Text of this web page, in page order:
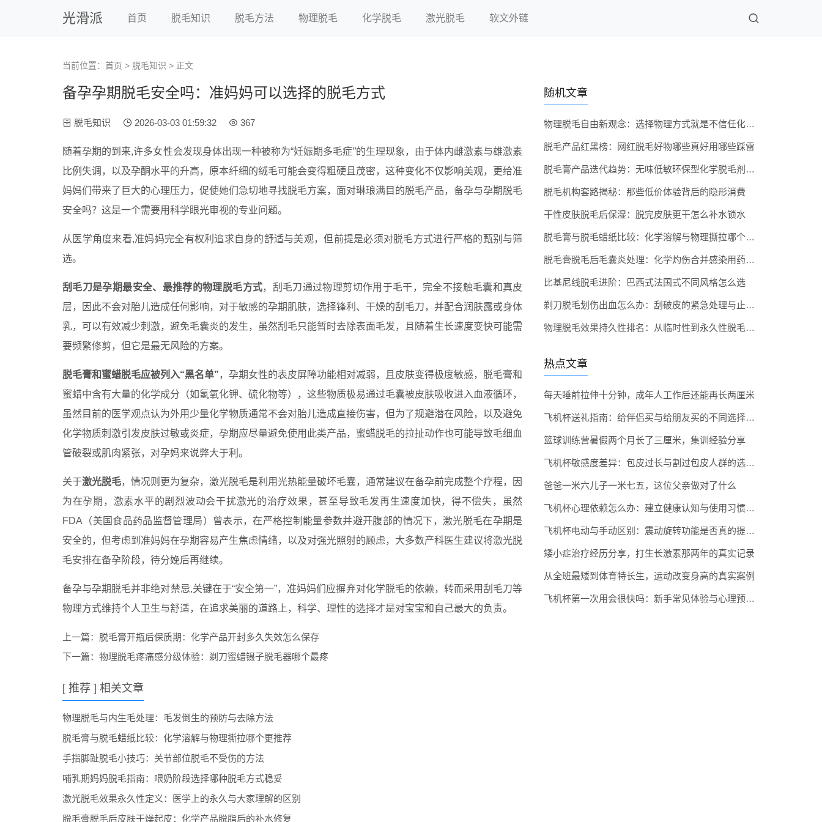
光滑派 首页 脱毛知识 脱毛方法 物理脱毛 化学脱毛 激光脱毛 软文外链
当前位置： 首页 > 脱毛知识 > 正文
备孕孕期脱毛安全吗：准妈妈可以选择的脱毛方式
脱毛知识 2026-03-03 01:59:32 367
随着孕期的到来,许多女性会发现身体出现一种被称为“妊娠期多毛症”的生理现象，由于体内雌激素与雄激素
比例失调，以及孕酮水平的升高，原本纤细的绒毛可能会变得粗硬且茂密，这种变化不仅影响美观，更给准
妈妈们带来了巨大的心理压力，促使她们急切地寻找脱毛方案，面对琳琅满目的脱毛产品，备孕与孕期脱毛
安全吗？这是一个需要用科学眼光审视的专业问题。
从医学角度来看,准妈妈完全有权利追求自身的舒适与美观，但前提是必须对脱毛方式进行严格的甄别与筛
选。
刮毛刀是孕期最安全、最推荐的物理脱毛方式，刮毛刀通过物理剪切作用于毛干，完全不接触毛囊和真皮
层，因此不会对胎儿造成任何影响，对于敏感的孕期肌肤，选择锋利、干燥的刮毛刀，并配合润肤露或身体
乳，可以有效减少刺激，避免毛囊炎的发生，虽然刮毛只能暂时去除表面毛发，且随着生长速度变快可能需
要频繁修剪，但它是最无风险的方案。
脱毛膏和蜜蜡脱毛应被列入“黑名单”，孕期女性的表皮屏障功能相对减弱，且皮肤变得极度敏感，脱毛膏和
蜜蜡中含有大量的化学成分（如氢氧化钾、硫化物等），这些物质极易通过毛囊被皮肤吸收进入血液循环，
虽然目前的医学观点认为外用少量化学物质通常不会对胎儿造成直接伤害，但为了规避潜在风险，以及避免
化学物质刺激引发皮肤过敏或炎症，孕期应尽量避免使用此类产品，蜜蜡脱毛的拉扯动作也可能导致毛细血
管破裂或肌肉紧张，对孕妈来说弊大于利。
关于激光脱毛，情况则更为复杂，激光脱毛是利用光热能量破坏毛囊，通常建议在备孕前完成整个疗程，因
为在孕期，激素水平的剧烈波动会干扰激光的治疗效果，甚至导致毛发再生速度加快，得不偿失，虽然
FDA（美国食品药品监督管理局）曾表示，在严格控制能量参数并避开腹部的情况下，激光脱毛在孕期是
安全的，但考虑到准妈妈在孕期容易产生焦虑情绪，以及对强光照射的顾虑，大多数产科医生建议将激光脱
毛安排在备孕阶段，待分娩后再继续。
备孕与孕期脱毛并非绝对禁忌,关键在于“安全第一”，准妈妈们应摒弃对化学脱毛的依赖，转而采用刮毛刀等
物理方式维持个人卫生与舒适，在追求美丽的道路上，科学、理性的选择才是对宝宝和自己最大的负责。
上一篇： 脱毛膏开瓶后保质期：化学产品开封多久失效怎么保存
下一篇： 物理脱毛疼痛感分级体验：剃刀蜜蜡镊子脱毛器哪个最疼
[ 推荐 ] 相关文章
物理脱毛与内生毛处理：毛发倒生的预防与去除方法
脱毛膏与脱毛蜡纸比较：化学溶解与物理撕拉哪个更推荐
手指脚趾脱毛小技巧：关节部位脱毛不受伤的方法
哺乳期妈妈脱毛指南：喂奶阶段选择哪种脱毛方式稳妥
激光脱毛效果永久性定义：医学上的永久与大家理解的区别
脱毛膏脱毛后皮肤干燥起皮：化学产品脱脂后的补水修复
随机文章
物理脱毛自由新观念：选择物理方式就是不信任化学产品吗
脱毛产品红黑榜：网红脱毛好物哪些真好用哪些踩雷
脱毛膏产品迭代趋势：无味低敏环保型化学脱毛剂发展
脱毛机构套路揭秘：那些低价体验背后的隐形消费
干性皮肤脱毛后保湿：脱完皮肤更干怎么补水锁水
脱毛膏与脱毛蜡纸比较：化学溶解与物理撕拉哪个更推荐
脱毛膏脱毛后毛囊炎处理：化学灼伤合并感染用药指南
比基尼线脱毛进阶：巴西式法国式不同风格怎么选
剃刀脱毛划伤出血怎么办：刮破皮的紧急处理与止血方法
物理脱毛效果持久性排名：从临时性到永久性脱毛效果分级
热点文章
每天睡前拉伸十分钟，成年人工作后还能再长两厘米
飞机杯送礼指南：给伴侣买与给朋友买的不同选择策略
篮球训练营暑假两个月长了三厘米，集训经验分享
飞机杯敏感度差异：包皮过长与割过包皮人群的选择建议
爸爸一米六儿子一米七五，这位父亲做对了什么
飞机杯心理依赖怎么办：建立健康认知与使用习惯的几点建议
飞机杯电动与手动区别：震动旋转功能是否真的提升体验
矮小症治疗经历分享，打生长激素那两年的真实记录
从全班最矮到体育特长生，运动改变身高的真实案例
飞机杯第一次用会很快吗：新手常见体验与心理预期调整